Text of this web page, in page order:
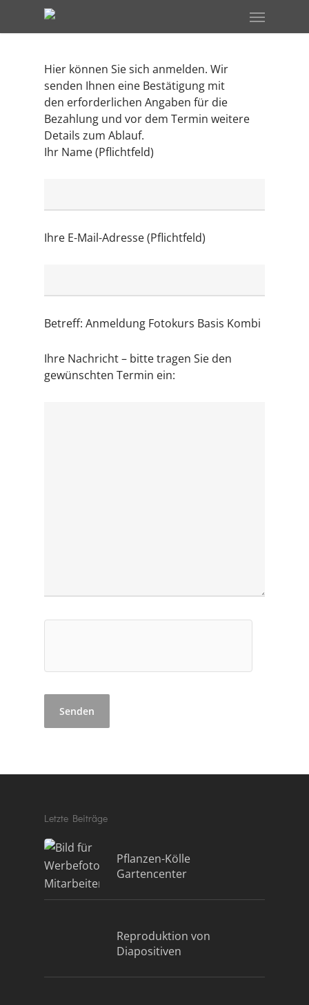
Menu
Hier können Sie sich anmelden. Wir
senden Ihnen eine Bestätigung mit
den erforderlichen Angaben für die
Bezahlung und vor dem Termin weitere
Details zum Ablauf.
Ihr Name (Pflichtfeld)
Ihre E-Mail-Adresse (Pflichtfeld)
Betreff: Anmeldung Fotokurs Basis Kombi
Ihre Nachricht – bitte tragen Sie den
gewünschten Termin ein:
Letzte Beiträge
Pflanzen-Kölle
Gartencenter
Reproduktion von
Diapositiven